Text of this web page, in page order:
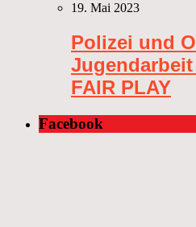
19. Mai 2023
Polizei und
FAIR PLAY
Facebook